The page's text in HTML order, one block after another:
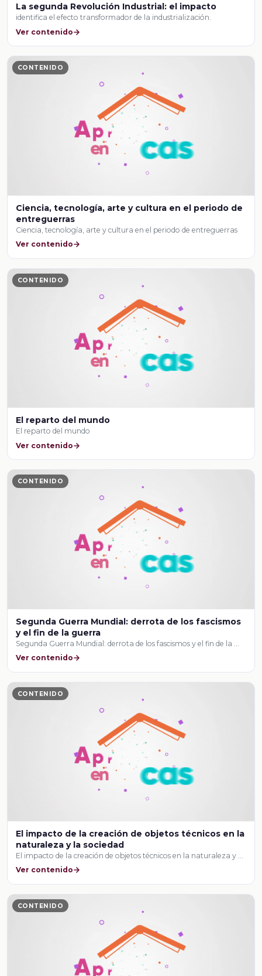
La segunda Revolución Industrial: el impacto
identifica el efecto transformador de la industrialización.
Ver contenido
CONTENIDO
Ciencia, tecnología, arte y cultura en el periodo de
entreguerras
Ciencia, tecnología, arte y cultura en el periodo de entreguerras
Ver contenido
CONTENIDO
El reparto del mundo
El reparto del mundo
Ver contenido
CONTENIDO
Segunda Guerra Mundial: derrota de los fascismos
y el fin de la guerra
Segunda Guerra Mundial: derrota de los fascismos y el fin de la …
Ver contenido
CONTENIDO
El impacto de la creación de objetos técnicos en la
naturaleza y la sociedad
El impacto de la creación de objetos técnicos en la naturaleza y …
Ver contenido
CONTENIDO